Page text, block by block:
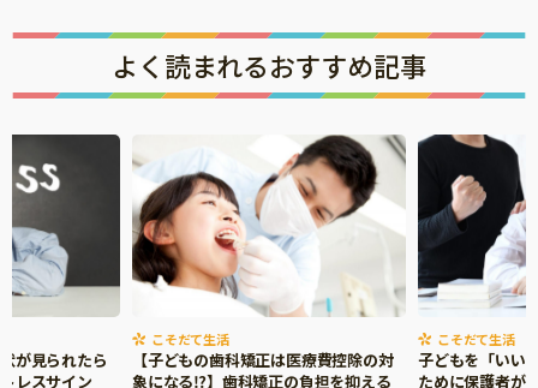
よく読まれるおすすめ記事
が見られたら
レスサイン
こそだて生活
【子どもの歯科矯正は医療費控除の対
象になる⁉】歯科矯正の負担を抑える
こそだて生活
子どもを「いい
ために保護者が